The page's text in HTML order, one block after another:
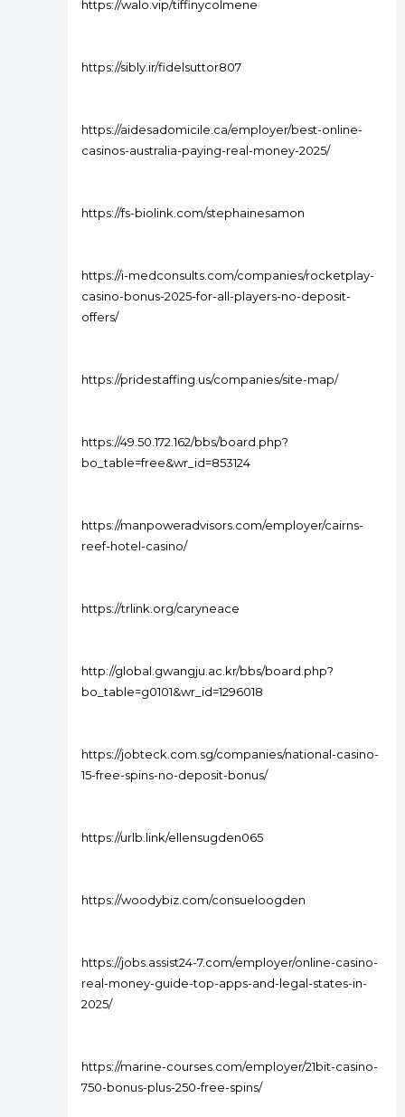
https://walo.vip/tiffinycolmene
https://sibly.ir/fidelsuttor807
https://aidesadomicile.ca/employer/best-online-
casinos-australia-paying-real-money-2025/
https://fs-biolink.com/stephainesamon
https://i-medconsults.com/companies/rocketplay-
casino-bonus-2025-for-all-players-no-deposit-
offers/
https://pridestaffing.us/companies/site-map/
https://49.50.172.162/bbs/board.php?
bo_table=free&wr_id=853124
https://manpoweradvisors.com/employer/cairns-
reef-hotel-casino/
https://trlink.org/caryneace
http://global.gwangju.ac.kr/bbs/board.php?
bo_table=g0101&wr_id=1296018
https://jobteck.com.sg/companies/national-casino-
15-free-spins-no-deposit-bonus/
https://urlb.link/ellensugden065
https://woodybiz.com/consueloogden
https://jobs.assist24-7.com/employer/online-casino-
real-money-guide-top-apps-and-legal-states-in-
2025/
https://marine-courses.com/employer/21bit-casino-
750-bonus-plus-250-free-spins/